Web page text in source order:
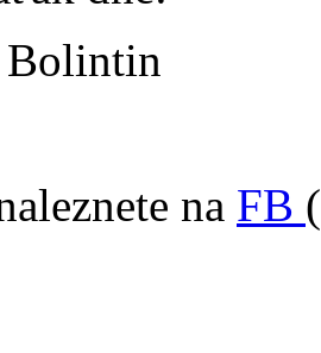
Bolintin
na FB